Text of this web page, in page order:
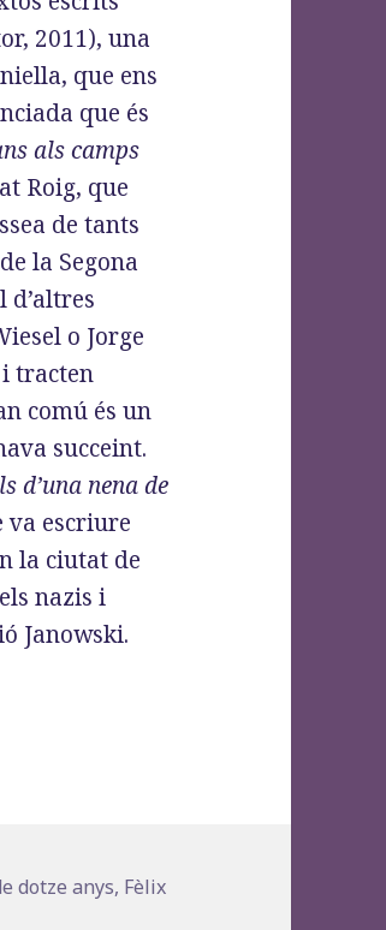
2011), una
que ens
que és
als camps
Roig, que
de tants
la Segona
d’altres
o Jorge
tracten
comú és un
succeint.
d’una nena de
va escriure
la ciutat de
nazis i
Janowski.
d’una nena de dotze anys»,
dotze anys, Fèlix